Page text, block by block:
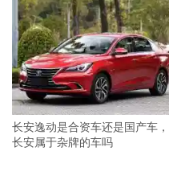
长安逸动是合资车还是国产车，
长安属于杂牌的车吗